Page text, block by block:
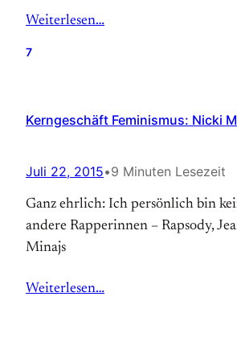
Weiterlesen…
7
Kerngeschäft Feminismus: Nicki
Juli 22, 2015•9 Minuten Lesezeit
Ganz ehrlich: Ich persönlich bin
andere Rapperinnen – Rapsody,
Minajs
Weiterlesen…